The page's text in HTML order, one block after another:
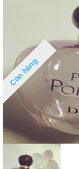
Còn hàng